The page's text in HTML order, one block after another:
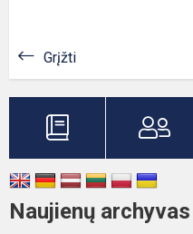
Grįžti
Naujienų archyvas